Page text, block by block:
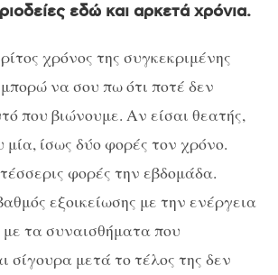
εδώ και αρκετά χρόνια.
χρόνος της συγκεκριμένης
μπορώ να σου πω ότι ποτέ δεν
που βιώνουμε. Αν είσαι θεατής,
μία, ίσως δύο φορές τον χρόνο.
φορές την εβδομάδα.
εξοικείωσης με την ενέργεια
τα συναισθήματα που
σίγουρα μετά το τέλος της δεν